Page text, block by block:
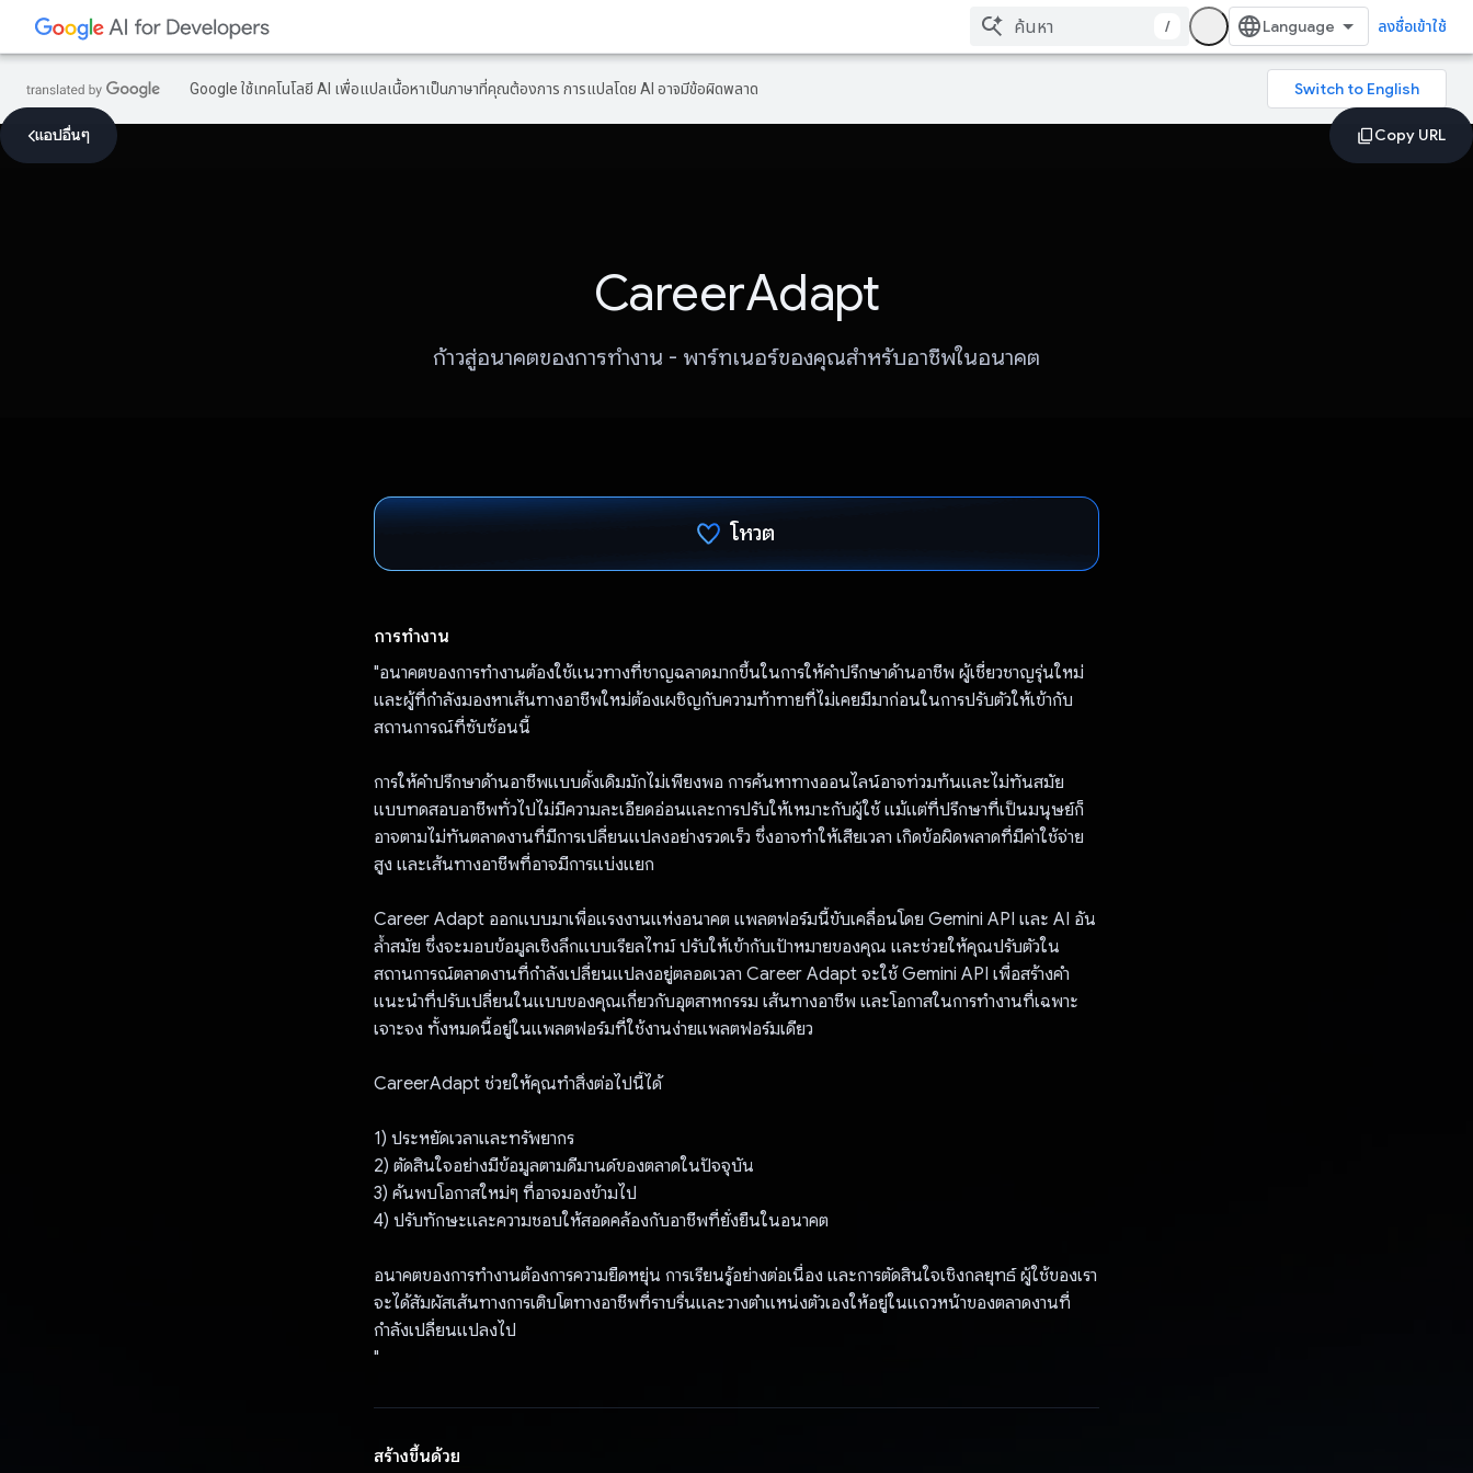
/ ลงชื่อเข้าใช้
Google ใช้เทคโนโลยี AI เพื่อแปลเนื้อหาเป็นภาษาที่คุณต้องการ การแปลโดย AI อาจมีข้อผิดพลาด
แอปอื่นๆ
CareerAdapt
ก้าวสู่อนาคตของการทำงาน - พาร์ทเนอร์ของคุณสำหรับอาชีพในอนาคต
โหวต
การทำงาน
"อนาคตของการทำงานต้องใช้แนวทางที่ชาญฉลาดมากขึ้นในการให้คำปรึกษาด้านอาชีพ ผู้เชี่ยวชาญรุ่นใหม่
และผู้ที่กำลังมองหาเส้นทางอาชีพใหม่ต้องเผชิญกับความท้าทายที่ไม่เคยมีมาก่อนในการปรับตัวให้เข้ากับ
สถานการณ์ที่ซับซ้อนนี้
การให้คำปรึกษาด้านอาชีพแบบดั้งเดิมมักไม่เพียงพอ การค้นหาทางออนไลน์อาจท่วมท้นและไม่ทันสมัย
แบบทดสอบอาชีพทั่วไปไม่มีความละเอียดอ่อนและการปรับให้เหมาะกับผู้ใช้ แม้แต่ที่ปรึกษาที่เป็นมนุษย์ก็
อาจตามไม่ทันตลาดงานที่มีการเปลี่ยนแปลงอย่างรวดเร็ว ซึ่งอาจทําให้เสียเวลา เกิดข้อผิดพลาดที่มีค่าใช้จ่าย
สูง และเส้นทางอาชีพที่อาจมีการแบ่งแยก
Career Adapt ออกแบบมาเพื่อแรงงานแห่งอนาคต แพลตฟอร์มนี้ขับเคลื่อนโดย Gemini API และ AI อัน
ล้ำสมัย ซึ่งจะมอบข้อมูลเชิงลึกแบบเรียลไทม์ ปรับให้เข้ากับเป้าหมายของคุณ และช่วยให้คุณปรับตัวใน
สถานการณ์ตลาดงานที่กำลังเปลี่ยนแปลงอยู่ตลอดเวลา Career Adapt จะใช้ Gemini API เพื่อสร้างคํา
แนะนําที่ปรับเปลี่ยนในแบบของคุณเกี่ยวกับอุตสาหกรรม เส้นทางอาชีพ และโอกาสในการทํางานที่เฉพาะ
เจาะจง ทั้งหมดนี้อยู่ในแพลตฟอร์มที่ใช้งานง่ายแพลตฟอร์มเดียว
CareerAdapt ช่วยให้คุณทำสิ่งต่อไปนี้ได้
1) ประหยัดเวลาและทรัพยากร
2) ตัดสินใจอย่างมีข้อมูลตามดีมานด์ของตลาดในปัจจุบัน
3) ค้นพบโอกาสใหม่ๆ ที่อาจมองข้ามไป
4) ปรับทักษะและความชอบให้สอดคล้องกับอาชีพที่ยั่งยืนในอนาคต
อนาคตของการทำงานต้องการความยืดหยุ่น การเรียนรู้อย่างต่อเนื่อง และการตัดสินใจเชิงกลยุทธ์ ผู้ใช้ของเรา
จะได้สัมผัสเส้นทางการเติบโตทางอาชีพที่ราบรื่นและวางตำแหน่งตัวเองให้อยู่ในแถวหน้าของตลาดงานที่
กำลังเปลี่ยนแปลงไป
"
สร้างขึ้นด้วย